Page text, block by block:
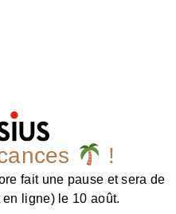
!
fait une pause et sera de
ligne) le 10 août.